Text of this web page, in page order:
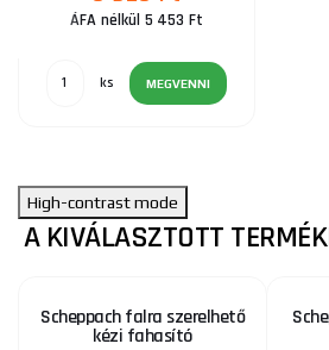
ÁFA nélkül 5 453 Ft
ks MEGVENNI
High-contrast mode
A KIVÁLASZTOTT
Scheppach falra szerelhető
kézi fahasító